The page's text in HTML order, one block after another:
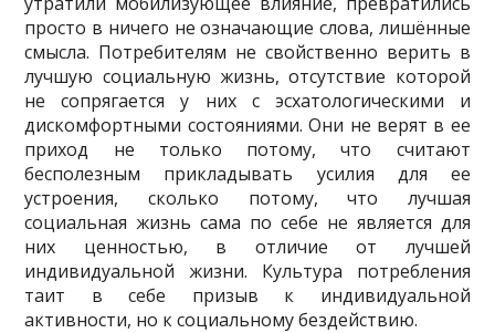
просто в ничего не означающие слова, лишённые
смысла. Потребителям не свойственно верить в
лучшую социальную жизнь, отсутствие которой
не сопрягается у них с эсхатологическими и
дискомфортными состояниями. Они не верят в ее
приход не только потому, что считают
бесполезным прикладывать усилия для ее
устроения, сколько потому, что лучшая
социальная жизнь сама по себе не является для
них ценностью, в отличие от лучшей
индивидуальной жизни. Культура потребления
таит в себе призыв к индивидуальной
активности, но к социальному бездействию.